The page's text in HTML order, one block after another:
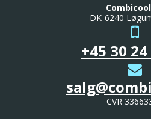
DK-6240
+45 30
CVR